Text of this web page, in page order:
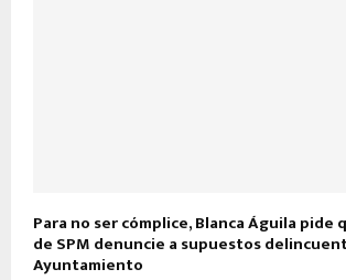
Para no ser cómplice, Blanca Águila pide
de SPM denuncie a supuestos
Ayuntamiento